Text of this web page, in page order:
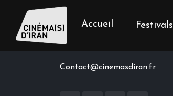
Accueil Festivals
Contact us
Contact@cinemasdiran.fr